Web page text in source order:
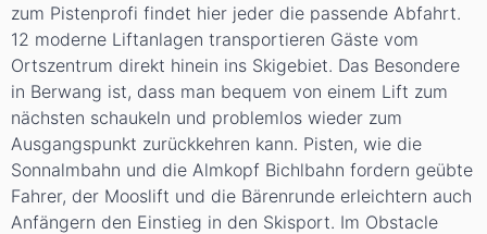
zum Pistenprofi findet hier jeder die passende Abfahrt.
12 moderne Liftanlagen transportieren Gäste vom
Ortszentrum direkt hinein ins Skigebiet. Das Besondere
in Berwang ist, dass man bequem von einem Lift zum
nächsten schaukeln und problemlos wieder zum
Ausgangspunkt zurückkehren kann. Pisten, wie die
Sonnalmbahn und die Almkopf Bichlbahn fordern geübte
Fahrer, der Mooslift und die Bärenrunde erleichtern auch
Anfängern den Einstieg in den Skisport. Im Obstacle